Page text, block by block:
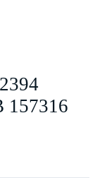
157316